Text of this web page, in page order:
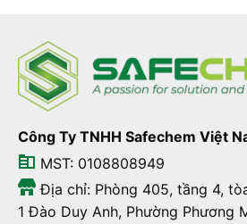
Công Ty TNHH Safechem Việt
MST: 0108808949
Địa chỉ: Phòng 405, tầng 4,
1 Đào Duy Anh, Phường Phương